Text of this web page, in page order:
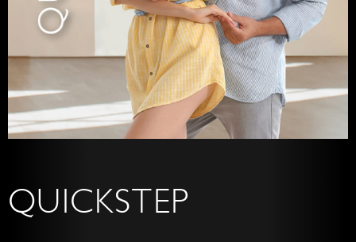
QUICKSTEP